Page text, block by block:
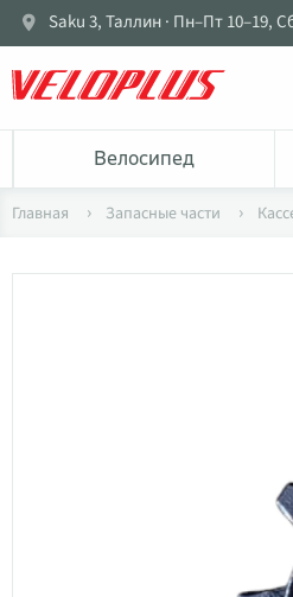
Saku 3, Таллин · Пн–Пт 10–19,
Bелосипед
Главная Запасные части